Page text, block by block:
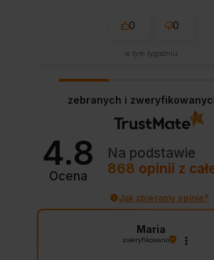
0 0
w tym tygodniu
zebranych i
4.8
Ocena
Na podstawie
868 opinii z
Jak zbieramy opinie?
Maria
zweryfikowano